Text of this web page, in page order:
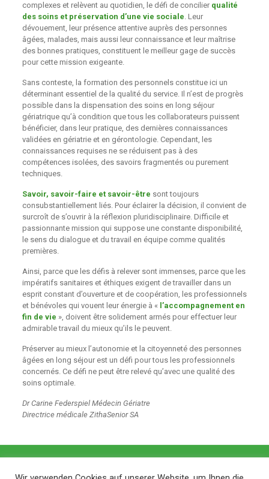
complexes et relèvent au quotidien, le défi de concilier qualité
des soins et préservation d’une vie sociale. Leur
dévouement, leur présence attentive auprès des personnes
âgées, malades, mais aussi leur connaissance et leur maîtrise
des bonnes pratiques, constituent le meilleur gage de succès
pour cette mission exigeante.
Sans conteste, la formation des personnels constitue ici un
déterminant essentiel de la qualité du service. Il n’est de progrès
possible dans la dispensation des soins en long séjour
gériatrique qu’à condition que tous les collaborateurs puissent
bénéficier, dans leur pratique, des dernières connaissances
validées en gériatrie et en gérontologie. Cependant, les
connaissances requises ne se réduisent pas à des
compétences isolées, des savoirs fragmentés ou purement
techniques.
Savoir, savoir-faire et savoir-être sont toujours
consubstantiellement liés. Pour éclairer la décision, il convient de
surcroît de s’ouvrir à la réflexion pluridisciplinaire. Difficile et
passionnante mission qui suppose une constante disponibilité,
le sens du dialogue et du travail en équipe comme qualités
premières.
Ainsi, parce que les défis à relever sont immenses, parce que les
impératifs sanitaires et éthiques exigent de travailler dans un
esprit constant d’ouverture et de coopération, les professionnels
et bénévoles qui vouent leur énergie à « l’accompagnement en
fin de vie », doivent être solidement armés pour effectuer leur
admirable travail du mieux qu’ils le peuvent.
Préserver au mieux l’autonomie et la citoyenneté des personnes
âgées en long séjour est un défi pour tous les professionnels
concernés. Ce défi ne peut être relevé qu’avec une qualité des
soins optimale.
Dr Carine Federspiel Médecin Gériatre
Directrice médicale ZithaSenior SA